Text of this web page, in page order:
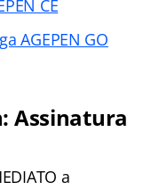
CE
AGEPEN GO
Assinatura
a